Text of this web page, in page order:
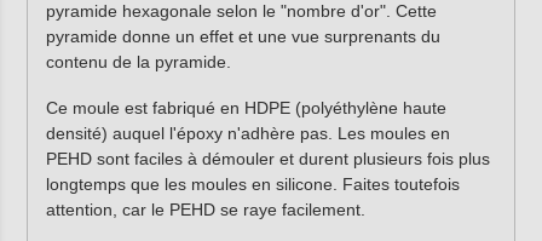
pyramide hexagonale selon le "nombre d'or". Cette
pyramide donne un effet et une vue surprenants du
contenu de la pyramide.
Ce moule est fabriqué en HDPE (polyéthylène haute
densité) auquel l'époxy n'adhère pas. Les moules en
PEHD sont faciles à démouler et durent plusieurs fois plus
longtemps que les moules en silicone. Faites toutefois
attention, car le PEHD se raye facilement.